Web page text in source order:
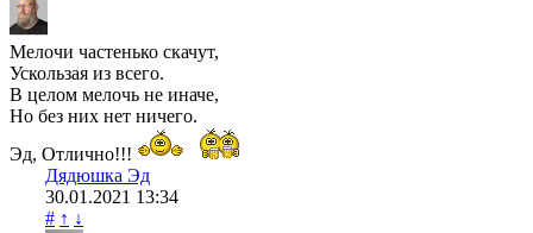
Мелочи частенько скачут,
Ускользая из всего.
В целом мелочь не иначе,
Но без них нет ничего.
Эд, Отлично!!!
Дядюшка Эд
30.01.2021 13:34
# ↑ ↓